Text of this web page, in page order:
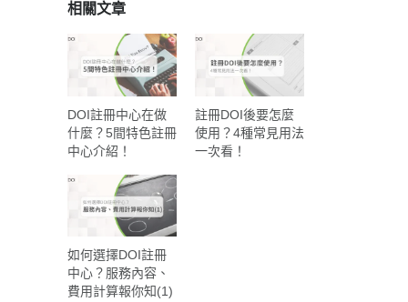
相關文章
DOI註冊中心在做
什麼？5間特色註冊
中心介紹！
註冊DOI後要怎麼
使用？4種常見用法
一次看！
如何選擇DOI註冊
中心？服務內容、
費用計算報你知(1)